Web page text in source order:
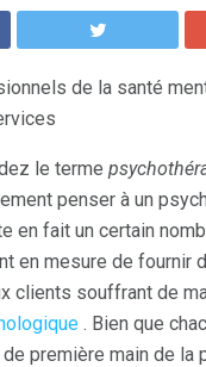
de la santé
le terme
penser à un
en fait un certain
en mesure de fournir
clients souffrant de
. Bien que
première main de la